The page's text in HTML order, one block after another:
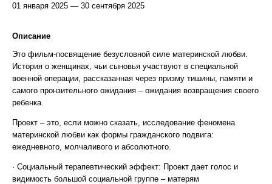
01 января 2025 — 30 сентября 2025
Описание
Это фильм-посвящение безусловной силе материнской любви.
История о женщинах, чьи сыновья участвуют в специальной
военной операции, рассказанная через призму тишины, памяти и
самого пронзительного ожидания – ожидания возвращения своего
ребенка.
Проект – это, если можно сказать, исследование феномена
материнской любви как формы гражданского подвига:
ежедневного, молчаливого и абсолютного.
· Социальный терапевтический эффект: Проект дает голос и
видимость большой социальной группе – матерям